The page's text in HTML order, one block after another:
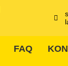
FAQ